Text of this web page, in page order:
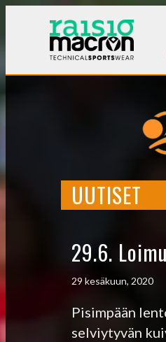
UUTISET
29.6.
29 kesäkuun, 2020
Pisimpään
selviytyvän